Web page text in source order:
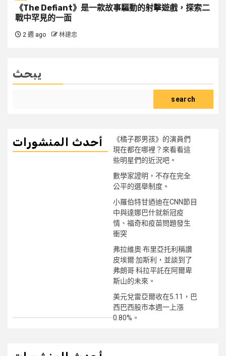
《The Defiant》是一款故事驅動的射擊遊戲，探索二
戰中罕見的一面
2 週 ago 林建忠
يبحث
search
أحدث المنشورات
《橘子郡男孩》的演員們
現在都在哪裡？來看看這
些明星們的近況吧。
數學家證明，不存在完全
公平的選舉制度。
小羅伯特甘迺迪在CNN節目
中與達娜巴什就新冠疫
情、福奇和疫苗問題發生
衝突
弗拉維奧·布里亞托利稱讚
皮埃爾·加斯利，並談到了
弗朗哥·科拉平託在阿爾卑
斯山的未來。
美元兌雷亞爾收在5.11，巴
西巴西股市本週一上漲
0.80%。